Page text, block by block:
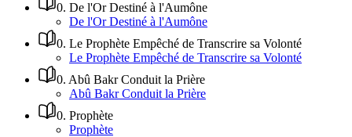
0. De l'Or Destiné à l'Aumône
De l'Or Destiné à l'Aumône
0. Le Prophète Empêché de Transcrire sa Volonté
Le Prophète Empêché de Transcrire sa Volonté
0. Abû Bakr Conduit la Prière
Abû Bakr Conduit la Prière
0. Prophète
Prophète